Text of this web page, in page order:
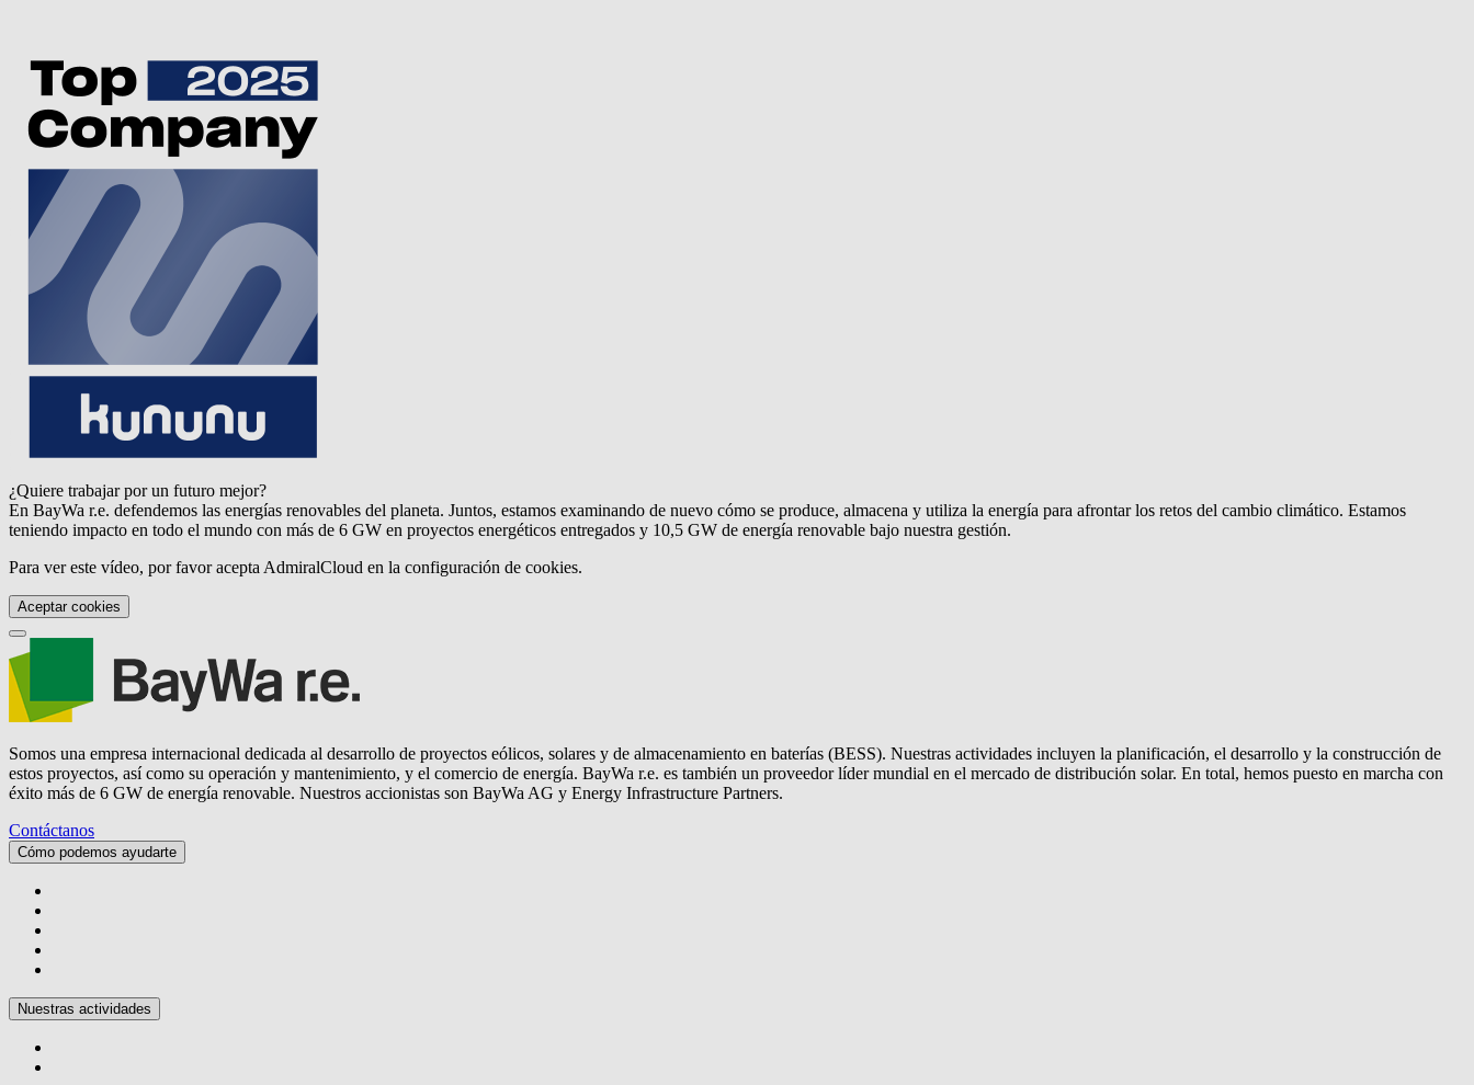
¿Quiere trabajar por un futuro mejor?
En BayWa r.e. defendemos las energías renovables del planeta. Juntos, estamos examinando de nuevo cómo se produce, almacena y utiliza la energía para afrontar los retos del cambio climático. Estamos
teniendo impacto en todo el mundo con más de 6 GW en proyectos energéticos entregados y 10,5 GW de energía renovable bajo nuestra gestión.
Para ver este vídeo, por favor acepta AdmiralCloud en la configuración de cookies.
Aceptar cookies
Somos una empresa internacional dedicada al desarrollo de proyectos eólicos, solares y de almacenamiento en baterías (BESS). Nuestras actividades incluyen la planificación, el desarrollo y la construcción de
estos proyectos, así como su operación y mantenimiento, y el comercio de energía. BayWa r.e. es también un proveedor líder mundial en el mercado de distribución solar. En total, hemos puesto en marcha con
éxito más de 6 GW de energía renovable. Nuestros accionistas son BayWa AG y Energy Infrastructure Partners.
Contáctanos
Cómo podemos ayudarte
Nuestras actividades